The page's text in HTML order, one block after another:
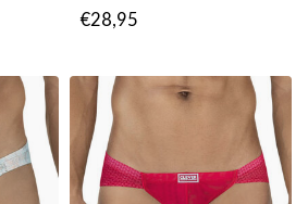
€28,95